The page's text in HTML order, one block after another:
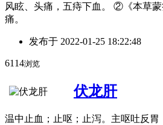
风眩、头痛，五痔下血。 ②《本草
痛。
发布于 2022-01-25 18:22:48
6114浏览
伏龙肝
温中止血；止呕；止泻。主呕吐反胃